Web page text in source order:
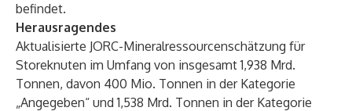
befindet.
Herausragendes
Aktualisierte JORC-Mineralressourcenschätzung für
Storeknuten im Umfang von insgesamt 1,938 Mrd.
Tonnen, davon 400 Mio. Tonnen in der Kategorie
„Angegeben“ und 1,538 Mrd. Tonnen in der Kategorie